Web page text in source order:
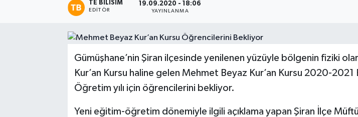
TE BILISIM
EDITÖR
19.09.2020 - 18:06
YAYINLANMA
Gümüşhane’nin Şiran ilçesinde yenilenen yüzüyle bölgenin fiziki
Kur’an Kursu haline gelen Mehmet Beyaz Kur’an Kursu 2020-2021
Öğretim yılı için öğrencilerini bekliyor.
Yeni eğitim-öğretim dönemiyle ilgili açıklama yapan Şiran İlçe